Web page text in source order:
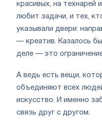
красивых, на технарей
любит задачи, и тех,
указывали двери:
— креатив. Казалось
деле — это
А ведь есть вещи,
объединяют всех
искусство. И именно
связь друг с другом.